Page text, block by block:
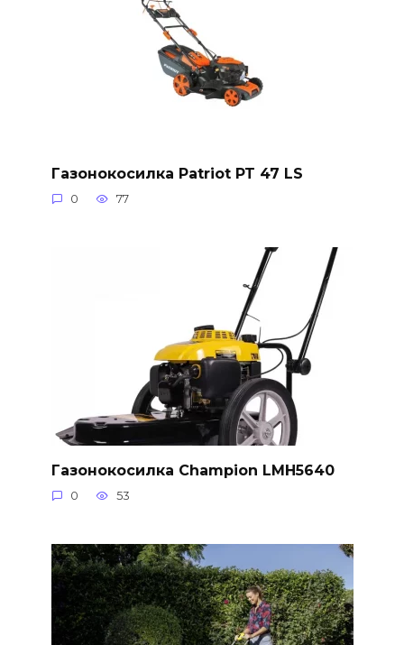
Газонокосилка Patriot PT 47 LS
0 77
Газонокосилка Champion LMH5640
0 53